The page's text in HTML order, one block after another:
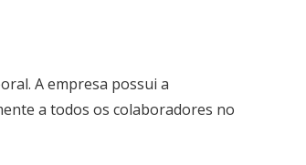
A empresa possui a
a todos os colaboradores no